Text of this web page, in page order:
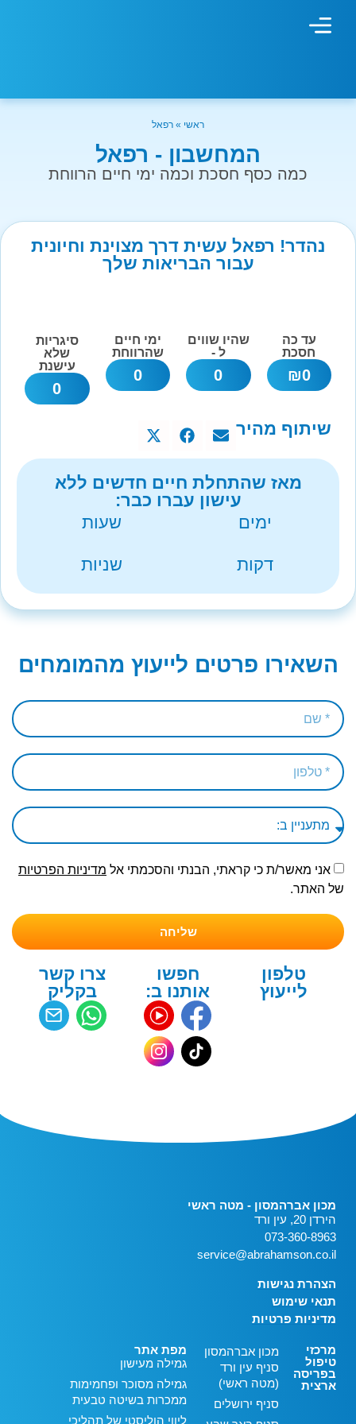
ראשי » רפאל
המחשבון - רפאל
כמה כסף חסכת וכמה ימי חיים הרווחת
נהדר! רפאל עשית דרך מצוינת וחיונית
עבור הבריאות שלך
עד כה
חסכת
0
₪
שהיו שווים
ל -
0
ימי חיים
שהרווחת
0
סיגריות
שלא
עישנת
0
שיתוף מהיר
מאז שהתחלת חיים חדשים ללא
עישון עברו כבר:
ימים
שעות
דקות שניות
השאירו פרטים לייעוץ מהמומחים
אני מאשר/ת כי קראתי, הבנתי והסכמתי אל מדיניות הפרטיות
של האתר.
שליחה
טלפון
לייעוץ
חפשו
אותנו ב:
צרו קשר
בקליק
מכון אברהמסון - מטה ראשי
הירדן 20, עין ורד
073-360-8963
service@abrahamson.co.il
הצהרת נגישות
תנאי שימוש
מדיניות פרטיות
מרכזי
טיפול
בפריסה
ארצית
מכון אברהמסון
סניף עין ורד
(מטה ראשי)
סניף ירושלים
מפת אתר
גמילה מעישון
גמילה מסוכר ופחמימות
ממכרות בשיטה טבעית
ליווי הוליסטי של תהליכי